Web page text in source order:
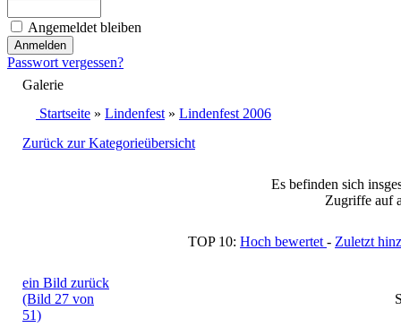
Angemeldet bleiben
Passwort vergessen?
Galerie
Startseite » Lindenfest » Lindenfest 2006
Zurück zur Kategorieübersicht
Es befinden sich
Zugriffe auf
TOP 10: Hoch bewertet - Zuletzt
ein Bild zurück
(Bild 27 von
51)